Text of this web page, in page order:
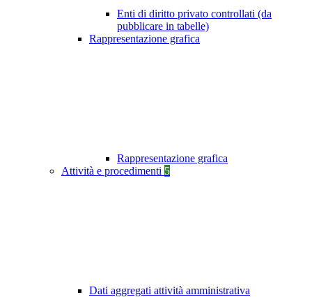
Enti di diritto privato controllati (da
pubblicare in tabelle)
Rappresentazione grafica
Rappresentazione grafica
Attività e procedimenti 5
Dati aggregati attività amministrativa